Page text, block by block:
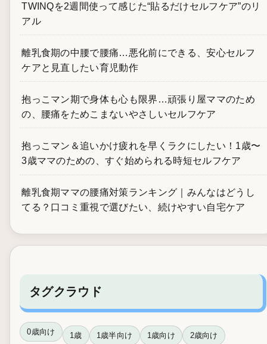
TWINQを2週間使って感じた“貼るだけセルフケア”のリ
アル
離乳食期の中腰で腰痛…悪化前にできる、安心セルフ
ケアと見直したい育児動作
抱っこマン期で身体も心も限界…頑張り屋ママのため
の、腰痛をためこまないやさしいセルフケア
抱っこマン＆追いかけ疲れを早くラクにしたい！1歳〜
3歳ママのための、すぐ始められる時短セルフケア
離乳食期ママの腰痛対策ランキング｜みんなはどうし
てる？口コミ重視で選びたい、続けやすい自宅ケア
タグクラウド
0歳向け 1歳 1歳半向け 1歳向け 2歳向け